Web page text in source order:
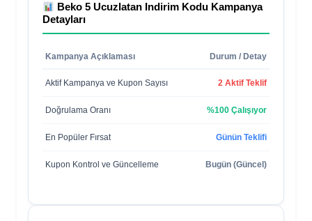
Beko 5 Ucuzlatan Indirim Kodu Kampanya
Detayları
Kampanya Açıklaması Durum / Detay
Aktif Kampanya ve Kupon Sayısı 2 Aktif Teklif
Doğrulama Oranı %100 Çalışıyor
En Popüler Fırsat Günün Teklifi
Kupon Kontrol ve Güncelleme Bugün (Güncel)